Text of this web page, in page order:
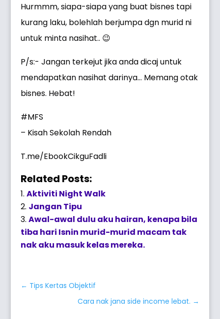
Hurmmm, siapa-siapa yang buat bisnes tapi
kurang laku, bolehlah berjumpa dgn murid ni
untuk minta nasihat.. 😉
P/s:- Jangan terkejut jika anda dicaj untuk
mendapatkan nasihat darinya… Memang otak
bisnes. Hebat!
#MFS
– Kisah Sekolah Rendah
T.me/EbookCikguFadli
Related Posts:
Aktiviti Night Walk
Jangan Tipu
Awal-awal dulu aku hairan, kenapa bila
tiba hari Isnin murid-murid macam tak
nak aku masuk kelas mereka.
← Tips Kertas Objektif
Cara nak jana side income lebat. →